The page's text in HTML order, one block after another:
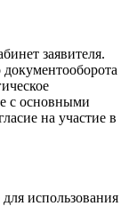
заявителя.
с основными
на участие в
использования